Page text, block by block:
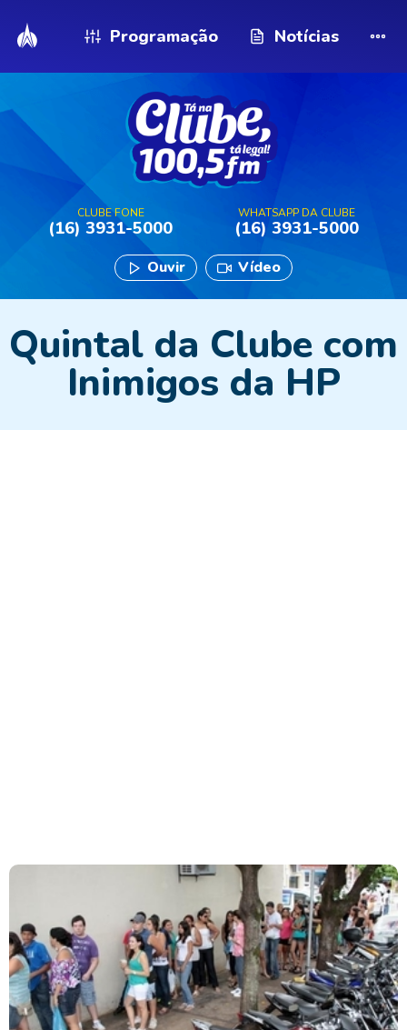
Programação Notícias
CLUBE FONE
(16) 3931-5000
WHATSAPP DA CLUBE
(16) 3931-5000
Ouvir Vídeo
Quintal da Clube com
Inimigos da HP